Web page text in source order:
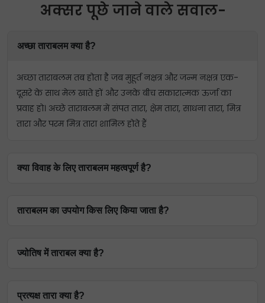
अक्सर पूछे जाने वाले सवाल-
अच्छा ताराबलम क्या है?
अच्छा ताराबलम तब होता है जब मुहूर्त नक्षत्र और जन्म नक्षत्र एक-
दूसरे के साथ मेल खाते हों और उनके बीच सकारात्मक ऊर्जा का
प्रवाह हो। अच्छे ताराबलम में संपत तारा, क्षेम तारा, साधना तारा, मित्र
तारा और परम मित्र तारा शामिल होते हैं
क्या विवाह के लिए ताराबलम महत्वपूर्ण है?
ताराबलम को एक महत्वपूर्ण कारक माना जाता है।
ताराबलम का उपयोग किस लिए किया जाता है?
के नक्षत्र और व्यक्ति के जन्म नक्षत्र के बीच गहरा संबंध होता है और
ज्योतिष में ताराबल क्या है?
है जो यह निर्धारित करती है कि घटना घटित होगी या नहीं। मुहूर्त का
प्रत्यक्ष तारा क्या है?